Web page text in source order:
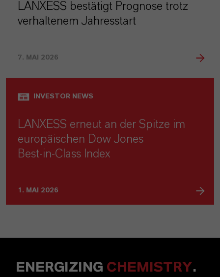
LANXESS bestätigt Prognose trotz
verhaltenem Jahresstart
7. MAI 2026
INVESTOR NEWS
LANXESS erneut an der Spitze im
europäischen Dow Jones
Best‑in‑Class Index
1. MAI 2026
ENERGIZING CHEMISTRY.